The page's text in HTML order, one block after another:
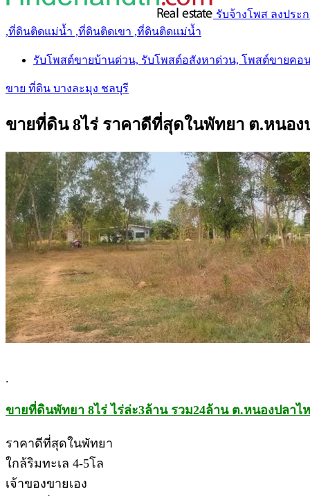
รับจ้างโพส ลงประ
,ที่ดินติดแม่น้ำ ,ที่ดินติดเขา ,ที่ดินติดแม่น้ำ
รับโพสต์ขายบ้านด่วน, รับโพสต์อสังหาด่วน, โพสต์ขายคอ
ขาย ที่ดิน บางละมุง ชลบุรี
ขายที่ดิน 8ไร่ ราคาดีที่สุดในพัทยา ต.หนอง
.
ขายที่ดินพัทยา 8ไร่ ไร่ล่ะ3ล้าน รวม24ล้าน ต.หนองปลาไ
ราคาดีที่สุดในพัทยา
ใกล้ริมทะเล 4-5โล
เจ้าของขายเอง